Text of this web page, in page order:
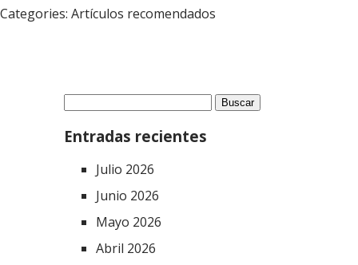
Categories: Artículos recomendados
Buscar:
Entradas recientes
Julio 2026
Junio 2026
Mayo 2026
Abril 2026